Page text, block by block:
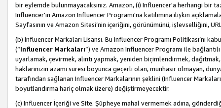
bir eylemde bulunmayacaksınız. Amazon, (i) Influencer'a herhangi bir
Influencer'ın Amazon Influencer Programı'na katılımına ilişkin
Sayfasının ve Amazon Sitesi’nin içeriğini, görünümünü, işlevselliğini,
(b) Influencer Markaları Lisansı. Bu Influencer Programı Politikası’nı
(“Influencer Markaları”) ve Amazon Influencer Programı ile
uyarlamak, çevirmek, alıntı yapmak, yeniden biçimlendirmek,
haklarınızın azami süresi boyunca geçerli olan, münhasır olmayan,
tarafından sağlanan Influencer Markalarının şeklini (Influencer
boyutlandırma hariç olmak üzere) değiştirmeyecektir.
(c) Influencer İçeriği ve Site. Şüpheye mahal vermemek adına,